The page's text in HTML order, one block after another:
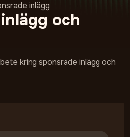
inlägg
och
kring sponsrade inlägg och